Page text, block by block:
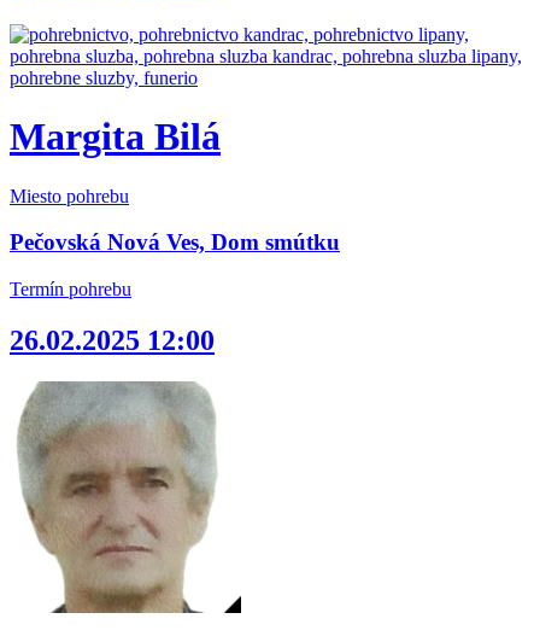
Margita Bilá
Miesto pohrebu
Pečovská Nová Ves, Dom smútku
Termín pohrebu
26.02.2025 12:00